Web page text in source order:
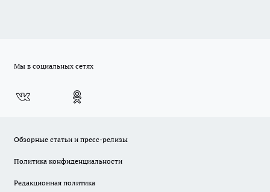
Мы в социальных сетях
Обзорные статьи и пресс-релизы
Политика конфиденциальности
Редакционная политика